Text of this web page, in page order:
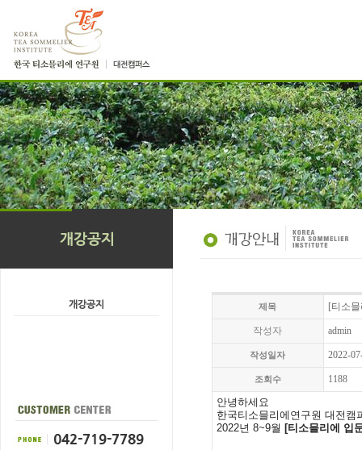
제목 [티소
작성자 admin
작성일자 2022-
조회수 1188
안녕하세요
한국티소믈리에 연구원 대전캠
2022년 8~9월 [티소믈리에 입